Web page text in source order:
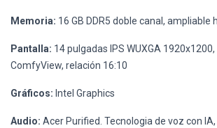
Memoria: 16 GB DDR5 doble canal, ampliable
Pantalla: 14 pulgadas IPS WUXGA
ComfyView, relación 16:10
Gráficos: Intel Graphics
Audio: Acer Purified. Tecnologia de voz con